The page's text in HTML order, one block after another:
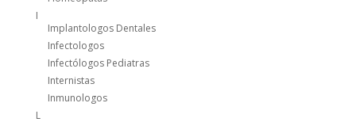
I
Implantologos Dentales
Infectologos
Infectólogos Pediatras
Internistas
Inmunologos
L